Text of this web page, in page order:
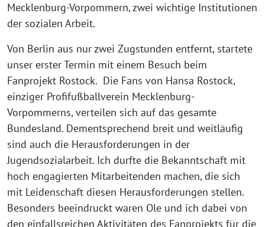
Mecklenburg-Vorpommern, zwei wichtige Institutionen
der sozialen Arbeit.
Von Berlin aus nur zwei Zugstunden entfernt, startete
unser erster Termin mit einem Besuch beim
Fanprojekt Rostock. Die Fans von Hansa Rostock,
einziger Profifußballverein Mecklenburg-
Vorpommerns, verteilen sich auf das gesamte
Bundesland. Dementsprechend breit und weitläufig
sind auch die Herausforderungen in der
Jugendsozialarbeit. Ich durfte die Bekanntschaft mit
hoch engagierten Mitarbeitenden machen, die sich
mit Leidenschaft diesen Herausforderungen stellen.
Besonders beeindruckt waren Ole und ich dabei von
den einfallsreichen Aktivitäten des Fanprojekts für die